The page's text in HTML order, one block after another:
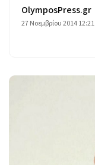
OlymposPress.gr
27 Νοεμβρίου 2014 12:21